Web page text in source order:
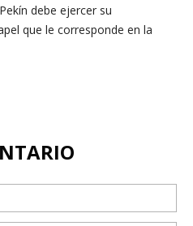
debe ejercer su
que le corresponde en la